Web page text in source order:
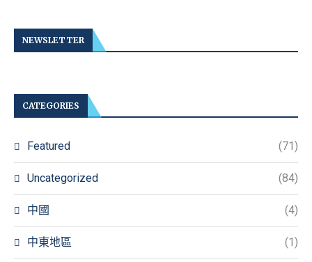
NEWSLETTER
CATEGORIES
Featured (71)
Uncategorized (84)
中國 (4)
中東地區 (1)